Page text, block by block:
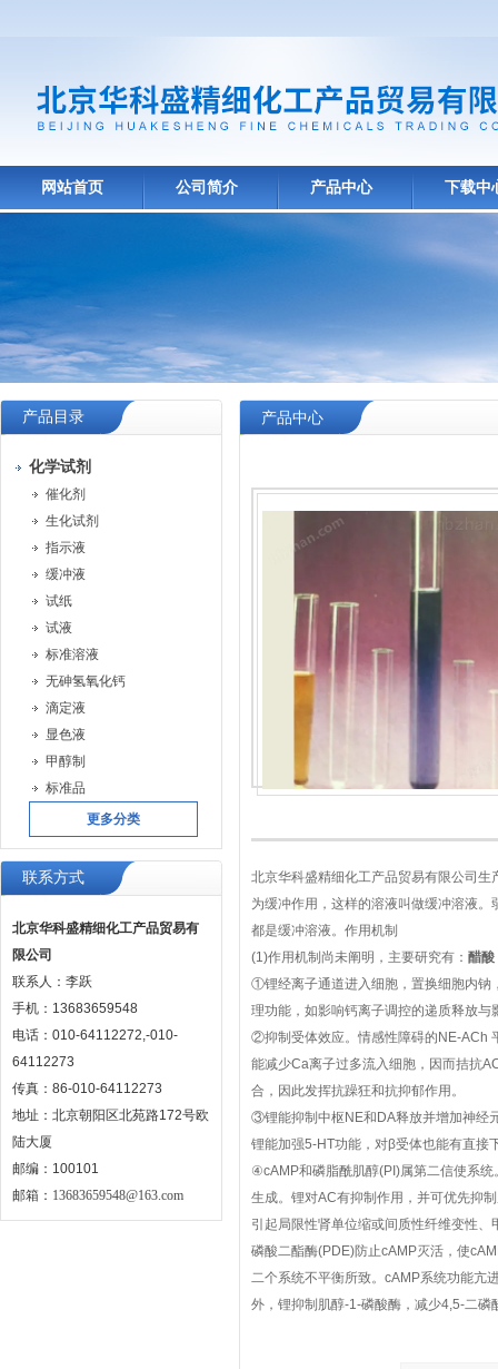
网站首页 公司简介 产品中心 下载中
产品目录
化学试剂
催化剂
生化试剂
指示液
缓冲液
试纸
试液
标准溶液
无砷氢氧化钙
滴定液
显色液
甲醇制
标准品
更多分类
联系方式
北京华科盛精细化工产品贸易有
限公司
联系人：李跃
手机：13683659548
电话：010-64112272,-010-
64112273
传真：86-010-64112273
地址：北京朝阳区北苑路172号欧
陆大厦
邮编：100101
邮箱： 13683659548@163.com
产品中心
北京华科盛精细化工产品贸易有限公司生
为缓冲作用，这样的溶液叫做缓冲溶液
都是缓冲溶液。作用机制
(1)作用机制尚未阐明，主要研究有： 醋酸
①锂经离子通道进入细胞，置换细胞内钠
理功能，如影响钙离子调控的递质释放与
②抑制受体效应。情感性障碍的NE-ACh
能减少Ca离子过多流入细胞，因而拮抗
合，因此发挥抗躁狂和抗抑郁作用。
③锂能抑制中枢NE和DA释放并增加神经
锂能加强5-HT功能，对β受体也能有直接
④cAMP和磷脂酰肌醇(PI)属第二信使系
生成。锂对AC有抑制作用，并可优先抑
引起局限性肾单位缩或间质性纤维变性
磷酸二酯酶(PDE)防止cAMP灭活，使
二个系统不平衡所致。cAMP系统功能亢
外，锂抑制肌醇-1-磷酸酶，减少4,5-二